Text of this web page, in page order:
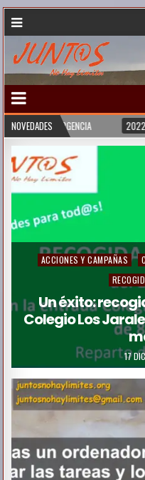
NOVEDADES
EMERGENCIA 2022-04-04
P
s
t
i
n
ACCIONES Y CAMPAÑAS
Un éxito:
Colegio Los
17